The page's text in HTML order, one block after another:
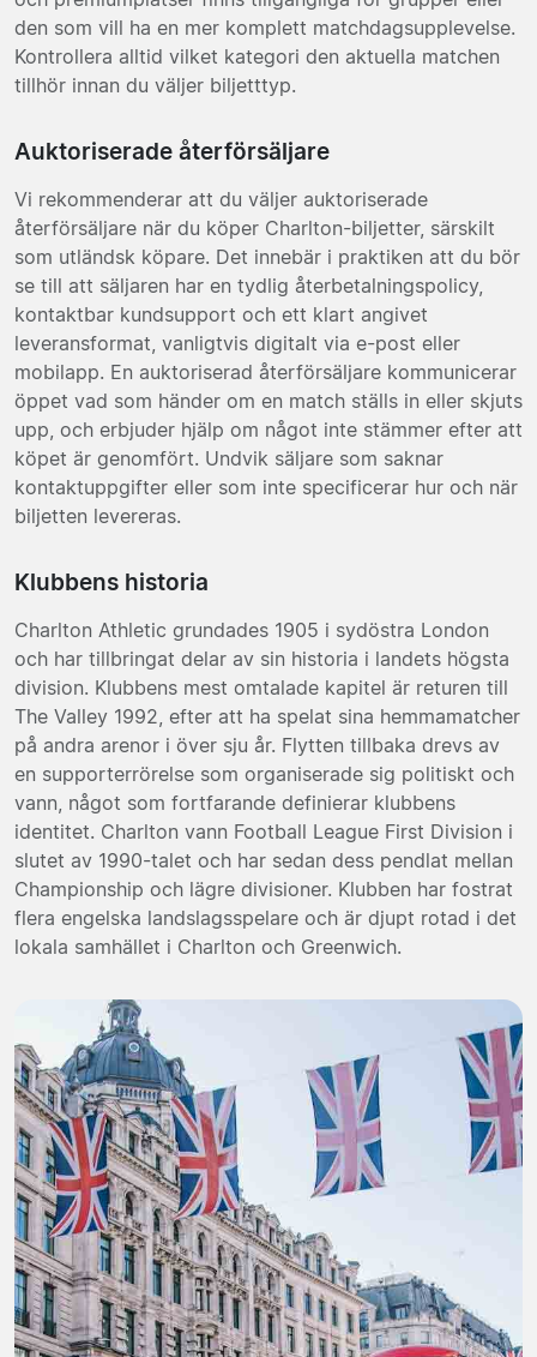
den som vill ha en mer komplett matchdagsupplevelse.
Kontrollera alltid vilket kategori den aktuella matchen
tillhör innan du väljer biljetttyp.
Auktoriserade återförsäljare
Vi rekommenderar att du väljer auktoriserade
återförsäljare när du köper Charlton-biljetter, särskilt
som utländsk köpare. Det innebär i praktiken att du bör
se till att säljaren har en tydlig återbetalningspolicy,
kontaktbar kundsupport och ett klart angivet
leveransformat, vanligtvis digitalt via e-post eller
mobilapp. En auktoriserad återförsäljare kommunicerar
öppet vad som händer om en match ställs in eller skjuts
upp, och erbjuder hjälp om något inte stämmer efter att
köpet är genomfört. Undvik säljare som saknar
kontaktuppgifter eller som inte specificerar hur och när
biljetten levereras.
Klubbens historia
Charlton Athletic grundades 1905 i sydöstra London
och har tillbringat delar av sin historia i landets högsta
division. Klubbens mest omtalade kapitel är returen till
The Valley 1992, efter att ha spelat sina hemmamatcher
på andra arenor i över sju år. Flytten tillbaka drevs av
en supporterrörelse som organiserade sig politiskt och
vann, något som fortfarande definierar klubbens
identitet. Charlton vann Football League First Division i
slutet av 1990-talet och har sedan dess pendlat mellan
Championship och lägre divisioner. Klubben har fostrat
flera engelska landslagsspelare och är djupt rotad i det
lokala samhället i Charlton och Greenwich.